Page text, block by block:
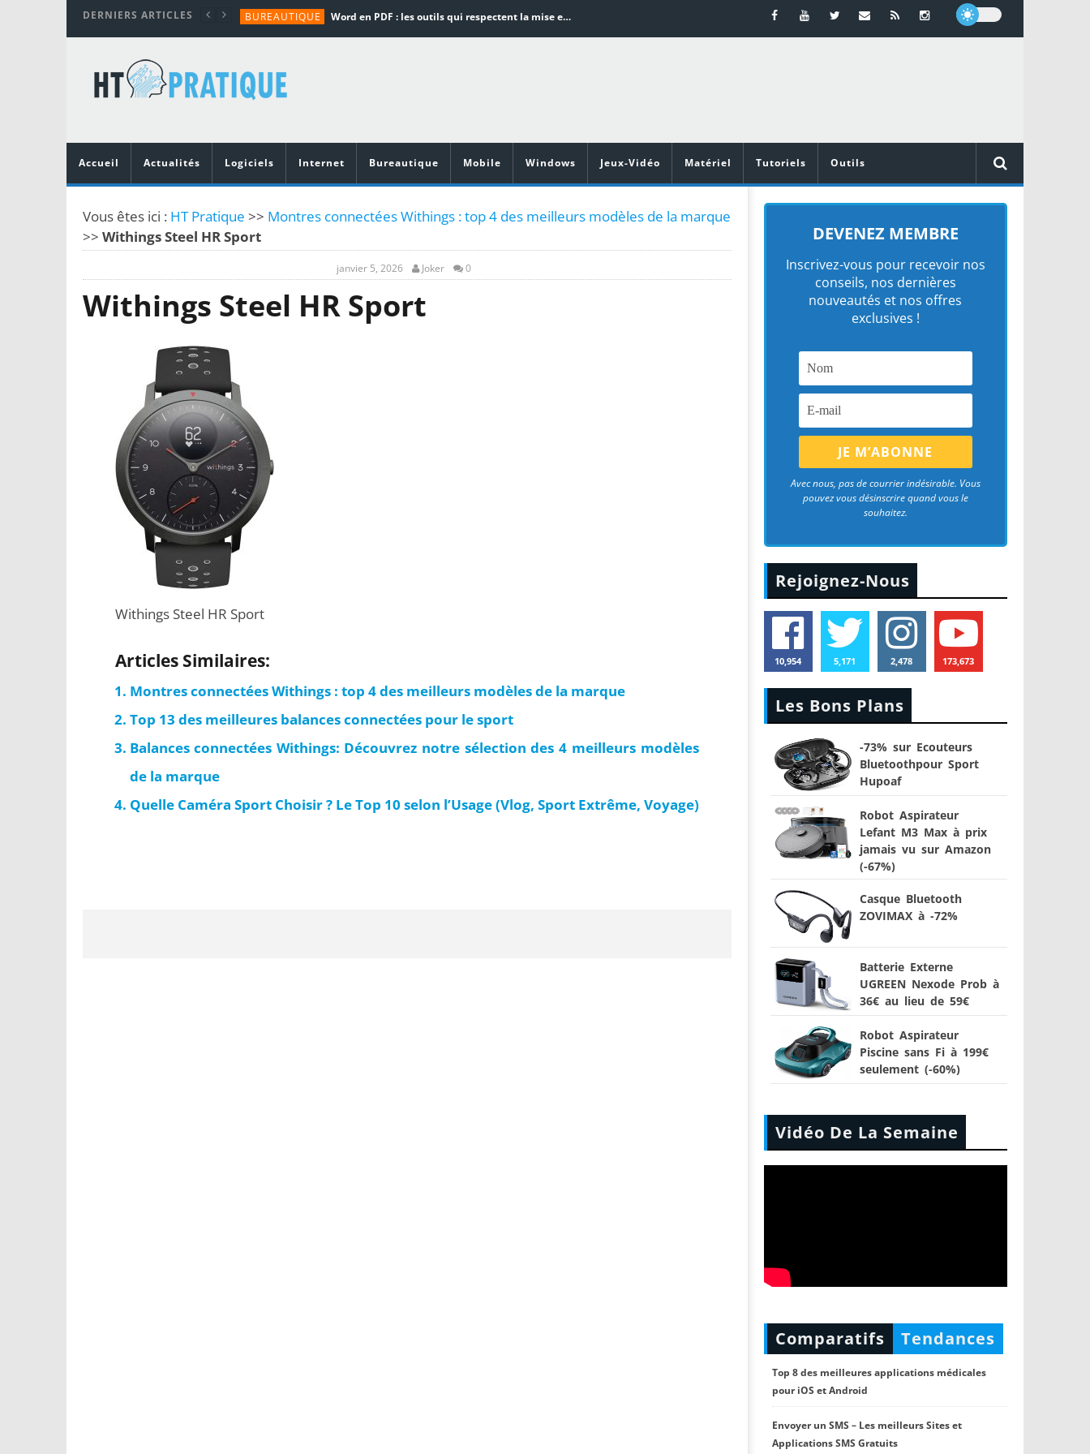
DERNIERS ARTICLES BUREAUTIQUE Word en PDF : les outils qui respectent la mise en page
TUTORIALS
MATÉRIEL
Vidéoprojecteurs Asus : Top 6 des meilleurs modèles de la marque
Accueil
Actualités Logiciels Internet Bureautique Mobile Windows Jeux-Vidéo Matériel Tutoriels Outils
Vous êtes ici : HT Pratique >> Montres connectées Withings : top 4 des meilleurs modèles de la marque
>> Withings Steel HR Sport
janvier 5, 2026 Joker 0
Withings Steel HR Sport
Withings Steel HR Sport
Articles Similaires:
Montres connectées Withings : top 4 des meilleurs modèles de la marque
Top 13 des meilleures balances connectées pour le sport
Balances connectées Withings: Découvrez notre sélection des 4 meilleurs modèles
de la marque
Quelle Caméra Sport Choisir ? Le Top 10 selon l’Usage (Vlog, Sport Extrême, Voyage)
DEVENEZ MEMBRE
Inscrivez-vous pour recevoir nos
conseils, nos dernières
nouveautés et nos offres
exclusives !
Avec nous, pas de courrier indésirable. Vous
pouvez vous désinscrire quand vous le
souhaitez.
Rejoignez-Nous
10,954 5,171 2,478 173,673
Les Bons Plans
-73% sur Ecouteurs
Bluetoothpour Sport
Hupoaf
Robot Aspirateur
Lefant M3 Max à prix
jamais vu sur Amazon
(-67%)
Casque Bluetooth
ZOVIMAX à -72%
Batterie Externe
UGREEN Nexode Prob à
36€ au lieu de 59€
Robot Aspirateur
Piscine sans Fi à 199€
seulement (-60%)
Vidéo De La Semaine
Comparatifs Tendances
Top 8 des meilleures applications médicales
pour iOS et Android
Envoyer un SMS – Les meilleurs Sites et
Applications SMS Gratuits